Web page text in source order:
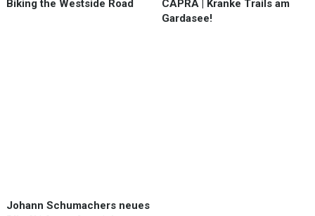
Biking the Westside Road
CAPRA | Kranke Trails am
Gardasee!
Johann Schumachers neues